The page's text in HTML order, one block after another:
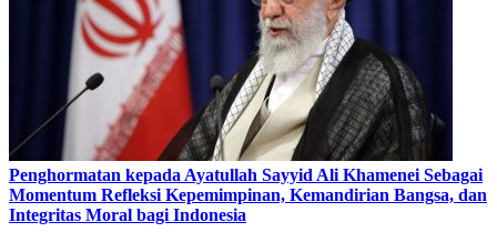
Penghormatan kepada Ayatullah Sayyid Ali Khamenei Sebagai
Momentum Refleksi Kepemimpinan, Kemandirian Bangsa, dan
Integritas Moral bagi Indonesia